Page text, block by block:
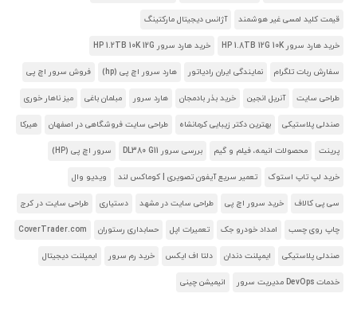
قیمت کلید لمسی غیر هوشمند آژانس دیجیتال مارکتینگ
خرید هارد سرور HP 1.8TB 12G 10K خرید هارد سرور HP 1.2TB 10K 12G
سفارش ربات تلگرام نمایندگی ایران رادیاتور هارد سرور اچ پی (hp) فروش سرور اچ پی
طراحی سایت آنریل انجین خرید بذر بادمجان هارد سرور مبلمان باغی میز ناهار خوری
صندلی پلاستیکی بهترین دکتر زیبایی کرمانشاه طراحی سایت فروشگاهی در اصفهان هیرکا
پرینت محصولات انیمه، فیلم و گیم بررسی سرور DL380 G11 سرور اچ پی (HP)
خرید لپ تاپ استوک تعمیر سریع آیفون تصویری | کوماکس لند ویدیو وال
سی پی کالاف خرید سرور اچ پی طراحی سایت در مشهد دستیاری طراحی سایت در کرج
چاپ روی چسب امداد خودرو جک تعمیرات اپل حسابداری رستوران CoverTrader.com
صندلی پلاستیکی ایمپلنت دندان دلتا اف ایکس خرید رم سرور ایمپلنت دیجیتال
خدمات DevOps مدیریت سرور انیمیشن چینی